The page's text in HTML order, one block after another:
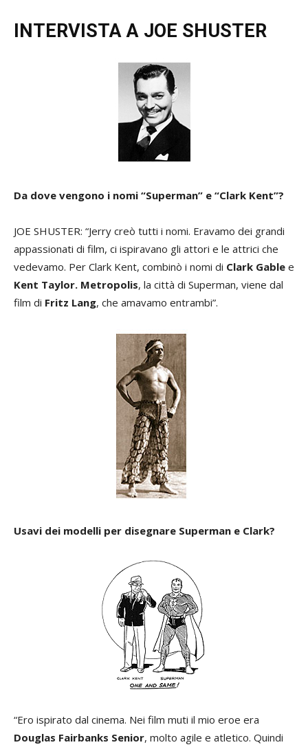
INTERVISTA A JOE SHUSTER
Da dove vengono i nomi “Superman” e “Clark Kent”?
JOE SHUSTER: “Jerry creò tutti i nomi. Eravamo dei grandi
appassionati di film, ci ispiravano gli attori e le attrici che
vedevamo. Per Clark Kent, combinò i nomi di Clark Gable e
Kent Taylor. Metropolis, la città di Superman, viene dal
film di Fritz Lang, che amavamo entrambi”.
Usavi dei modelli per disegnare Superman e Clark?
“Ero ispirato dal cinema. Nei film muti il mio eroe era
Douglas Fairbanks Senior, molto agile e atletico. Quindi